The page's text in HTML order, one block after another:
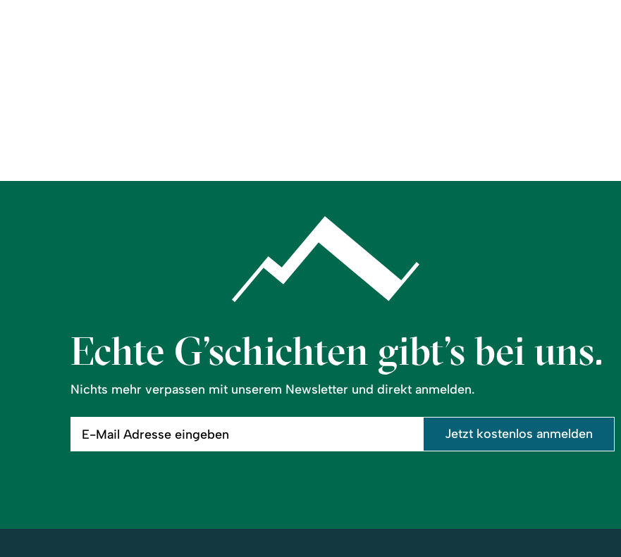
Echte G’schichten gibt’s bei uns.
Nichts mehr verpassen mit unserem Newsletter und direkt anmelden.
Mail
eingeben
Jetzt kostenlos anmelden